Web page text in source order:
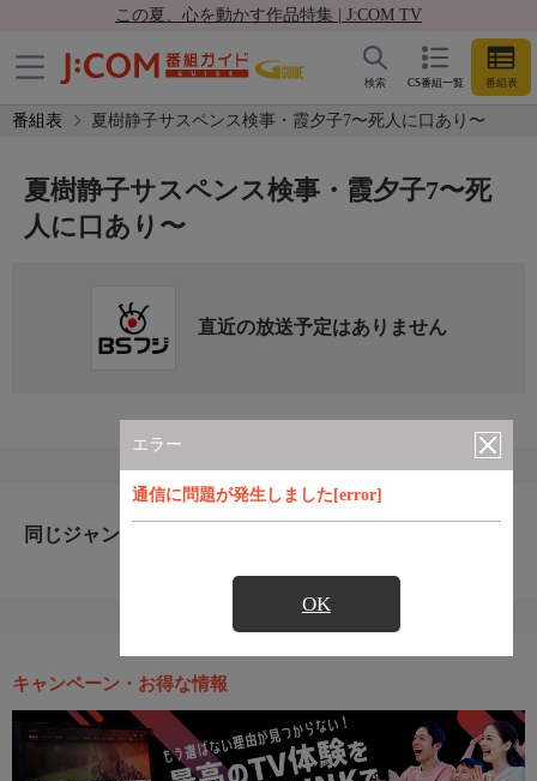
この夏、心を動かす作品特集 | J:COM TV
CS番組一覧 番組表
検索
番組表 夏樹静子サスペンス検事・霞夕子7〜死人に口あり〜
エラー
通信に問題が発生しました[error]
OK
夏樹静子サスペンス検事・霞夕子7〜死
人に口あり〜
直近の放送予定はありません
同じジャンルのおすすめ番組
キャンペーン・お得な情報